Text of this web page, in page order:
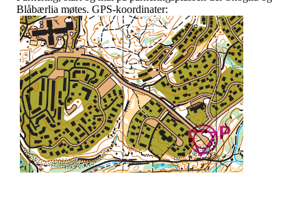
Blåbærlia møtes. GPS-koordinater: